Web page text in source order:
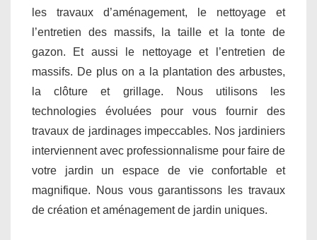
les travaux d’aménagement, le nettoyage et
l’entretien des massifs, la taille et la tonte de
gazon. Et aussi le nettoyage et l’entretien de
massifs. De plus on a la plantation des arbustes,
la clôture et grillage. Nous utilisons les
technologies évoluées pour vous fournir des
travaux de jardinages impeccables. Nos jardiniers
interviennent avec professionnalisme pour faire de
votre jardin un espace de vie confortable et
magnifique. Nous vous garantissons les travaux
de création et aménagement de jardin uniques.